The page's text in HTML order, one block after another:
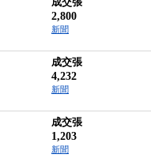
2,800
新聞
成交張
4,232
新聞
成交張
1,203
新聞